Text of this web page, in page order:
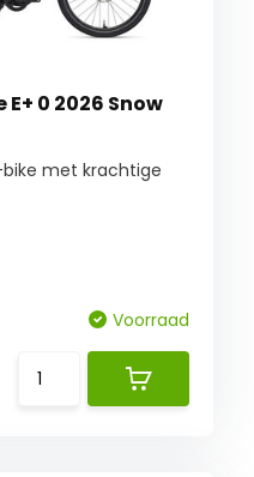
0 2026 Snow
met krachtige
Voorraad